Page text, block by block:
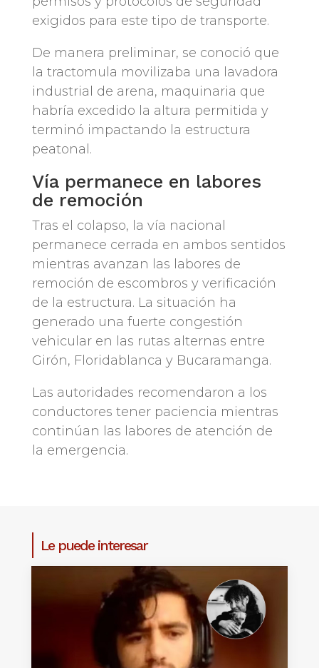
exigidos para este tipo de transporte.
De manera preliminar, se conoció que
la tractomula movilizaba una lavadora
industrial de arena, maquinaria que
habría excedido la altura permitida y
terminó impactando la estructura
peatonal.
Vía permanece en labores
de remoción
Tras el colapso, la vía nacional
permanece cerrada en ambos sentidos
mientras avanzan las labores de
remoción de escombros y verificación
de la estructura. La situación ha
generado una fuerte congestión
vehicular en las rutas alternas entre
Girón, Floridablanca y Bucaramanga.
Las autoridades recomendaron a los
conductores tener paciencia mientras
continúan las labores de atención de
la emergencia.
Le puede interesar